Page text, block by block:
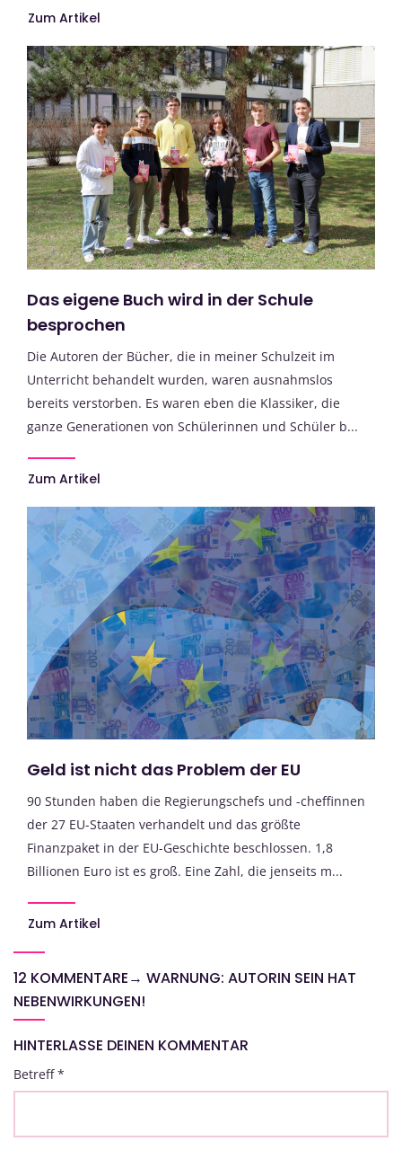
Zum Artikel
Das eigene Buch wird in der Schule
besprochen
Die Autoren der Bücher, die in meiner Schulzeit im
Unterricht behandelt wurden, waren ausnahmslos
bereits verstorben. Es waren eben die Klassiker, die
ganze Generationen von Schülerinnen und Schüler b...
Zum Artikel
Geld ist nicht das Problem der EU
90 Stunden haben die Regierungschefs und -cheffinnen
der 27 EU-Staaten verhandelt und das größte
Finanzpaket in der EU-Geschichte beschlossen. 1,8
Billionen Euro ist es groß. Eine Zahl, die jenseits m...
Zum Artikel
12 KOMMENTARE→ WARNUNG: AUTORIN SEIN HAT
NEBENWIRKUNGEN!
HINTERLASSE DEINEN KOMMENTAR
Betreff*